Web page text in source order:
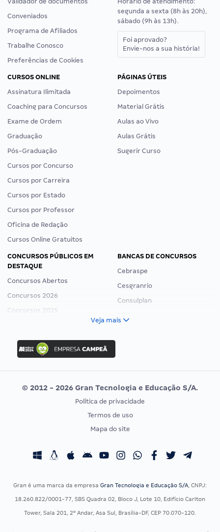
Conveniados
Programa de Afiliados
Trabalhe Conosco
Preferências de Cookies
segunda a sexta (8h às 20h),
sábado (9h às 13h).
Foi aprovado?
Envie-nos a sua história!
CURSOS ONLINE
Assinatura Ilimitada
Coaching para Concursos
Exame de Ordem
Graduação
Pós-Graduação
Cursos por Concurso
Cursos por Carreira
Cursos por Estado
Cursos por Professor
Oficina de Redação
Cursos Online Gratuitos
PÁGINAS ÚTEIS
Depoimentos
Material Grátis
Aulas ao Vivo
Aulas Grátis
Sugerir Curso
CONCURSOS PÚBLICOS EM
DESTAQUE
Concursos Abertos
Concursos 2026
Concursos 2025
Concurso Ibama
Concurso MPU
Editais publicados
BANCAS DE CONCURSOS
Cebraspe
Cesgranrio
Consulplan
Vunesp
CONCURSOS POR PROFISSÃO
Concursos Fiscais
Concursos Saúde
EXAME DE ORDEM
Calendário OAB
Veja mais
© 2012 - 2026 Gran Tecnologia e Educação S/A.
Política de privacidade
Termos de uso
Mapa do site
Gran é uma marca da empresa Gran Tecnologia e Educação S/A, CNPJ:
18.260.822/0001-77, SBS Quadra 02, Bloco J, Lote 10, Edifício Carlton
Tower, Sala 201, 2º Andar, Asa Sul, Brasília-DF, CEP 70.070-120.